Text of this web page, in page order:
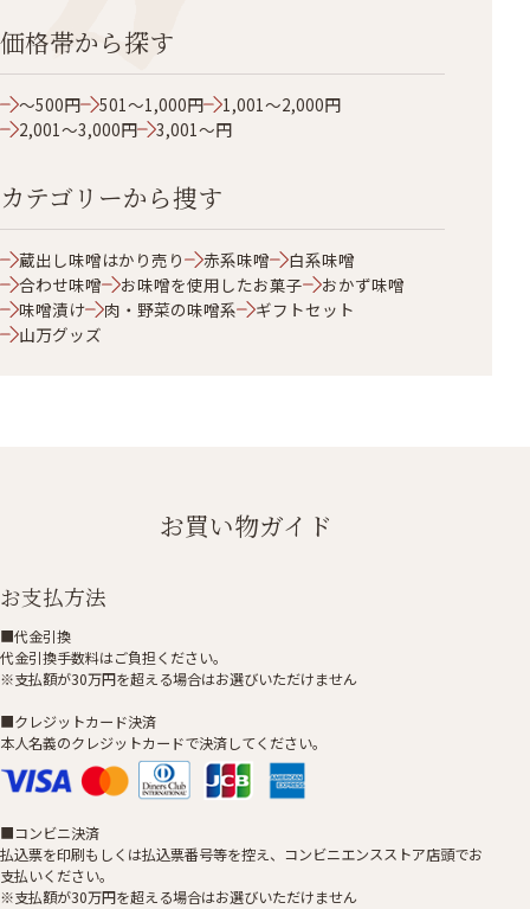
価格帯から探す
～500円 501～1,000円
1,001～2,000円
2,001～3,000円
3,001～円
カテゴリーから捜す
蔵出し味噌はかり売り 赤系味噌
白系味噌
合わせ味噌
お味噌を使用したお菓子
おかず味噌
味噌漬け
肉・野菜の味噌系
ギフトセット
山万グッズ
お買い物ガイド
お支払方法
■代金引換
代金引換手数料はご負担ください。
※支払額が30万円を超える場合はお選びいただけません
■クレジットカード決済
本人名義のクレジットカードで決済してください。
■コンビニ決済
払込票を印刷もしくは払込票番号等を控え、コンビニエンスストア店頭でお
支払いください。
※支払額が30万円を超える場合はお選びいただけません